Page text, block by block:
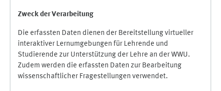
Zweck der Verarbeitung
Die erfassten Daten dienen der Bereitstellung virtueller
interaktiver Lernumgebungen für Lehrende und
Studierende zur Unterstützung der Lehre an der WWU.
Zudem werden die erfassten Daten zur Bearbeitung
wissenschaftlicher Fragestellungen verwendet.